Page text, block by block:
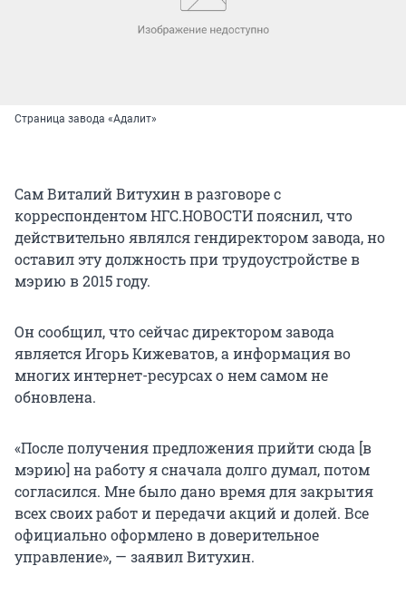
Страница завода «Адалит»
Сам Виталий Витухин в разговоре с
корреспондентом НГС.НОВОСТИ пояснил, что
действительно являлся гендиректором завода, но
оставил эту должность при трудоустройстве в
мэрию в 2015 году.
Он сообщил, что сейчас директором завода
является Игорь Кижеватов, а информация во
многих интернет-ресурсах о нем самом не
обновлена.
«После получения предложения прийти сюда [в
мэрию] на работу я сначала долго думал, потом
согласился. Мне было дано время для закрытия
всех своих работ и передачи акций и долей. Все
официально оформлено в доверительное
управление», — заявил Витухин.